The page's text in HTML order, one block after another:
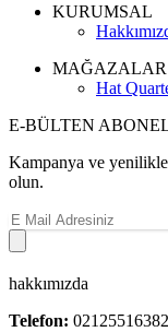
KURUMSAL
MAĞAZALAR
Hat
E-BÜLTEN
Kampanya ve
olun.
hakkımızda
Telefon: 02125516382